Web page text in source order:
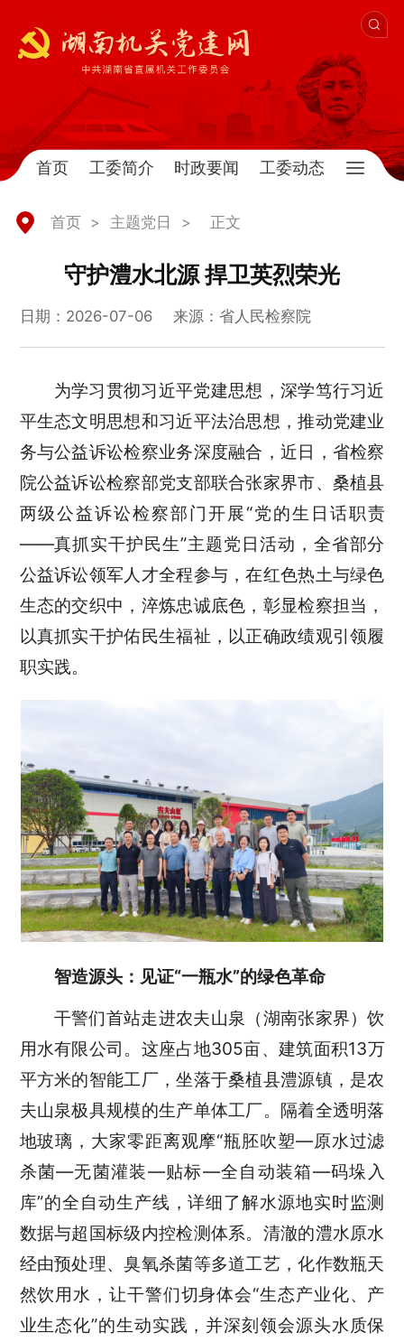
首页 工委简介 时政要闻 工委动态
首页 > 主题党日 > 正文
守护澧水北源 捍卫英烈荣光
日期：2026-07-06 来源：省人民检察院
为学习贯彻习近平党建思想，深学笃行习近
平生态文明思想和习近平法治思想，推动党建业
务与公益诉讼检察业务深度融合，近日，省检察
院公益诉讼检察部党支部联合张家界市、桑植县
两级公益诉讼检察部门开展“党的生日话职责
——真抓实干护民生”主题党日活动，全省部分
公益诉讼领军人才全程参与，在红色热土与绿色
生态的交织中，淬炼忠诚底色，彰显检察担当，
以真抓实干护佑民生福祉，以正确政绩观引领履
职实践。
智造源头：见证“一瓶水”的绿色革命
干警们首站走进农夫山泉（湖南张家界）饮
用水有限公司。这座占地305亩、建筑面积13万
平方米的智能工厂，坐落于桑植县澧源镇，是农
夫山泉极具规模的生产单体工厂。隔着全透明落
地玻璃，大家零距离观摩“瓶胚吹塑—原水过滤
杀菌—无菌灌装—贴标—全自动装箱—码垛入
库”的全自动生产线，详细了解水源地实时监测
数据与超国标级内控检测体系。清澈的澧水原水
经由预处理、臭氧杀菌等多道工艺，化作数瓶天
然饮用水，让干警们切身体会“生态产业化、产
业生态化”的生动实践，并深刻领会源头水质保